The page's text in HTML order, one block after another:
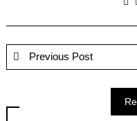
Previous Post